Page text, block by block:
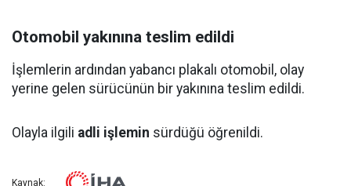
Otomobil yakınına teslim edildi
İşlemlerin ardından yabancı plakalı otomobil, olay
yerine gelen sürücünün bir yakınına teslim edildi.
Olayla ilgili adli işlemin sürdüğü öğrenildi.
Kaynak: